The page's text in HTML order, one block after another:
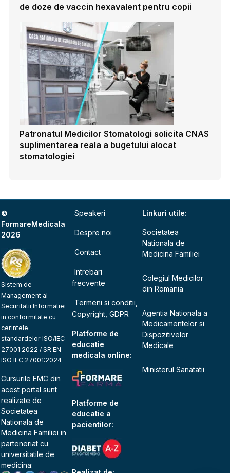
de doze de vaccin hexavalent pentru copii
Patronatul Medicilor Stomatologi solicita CNAS
suplimentarea reala a bugetului alocat
stomatologiei
©
FormareMedicala
2026
Sistem de
Management al
Securitatii Informatiei
in conformitate cu
cerintele
standardelor ISO/IEC
27001:2022 / SR EN
ISO IEC 27001:2024
Cursurile EMC din
acest portal sunt
realizate de
Societatea
Nationala de
Medicina Familiei in
parteneriat cu
universitatile de
medicina:
Speakeri
Despre noi
Contact
Intrebari
frecvente
Termeni si conditii,
Copyright, GDPR
Platforme de
educatie
medicala online:
Platforme de
educatie a
pacientilor:
Linkuri utile:
Societatea
Nationala de
Medicina Familiei
Colegiul Medicilor
din Romania
Agentia Nationala a
Medicamentelor si
Dispozitivelor
Medicale
Ministerul Sanatatii